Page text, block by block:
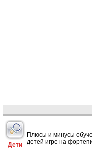
Дети
Плюсы и минусы
детей игре на